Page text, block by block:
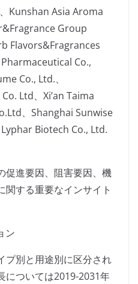
Kunshan Asia Aroma
Group
Flavors&Fragrances
Co.,
Co., Ltd.、
Ltd、Xi’an Taima
、Shanghai Sunwise
Biotech Co., Ltd.
促進要因、阻害要因、機
関する重要なインサイト
ン
プ別と用途別に区分され
については2019-2031年